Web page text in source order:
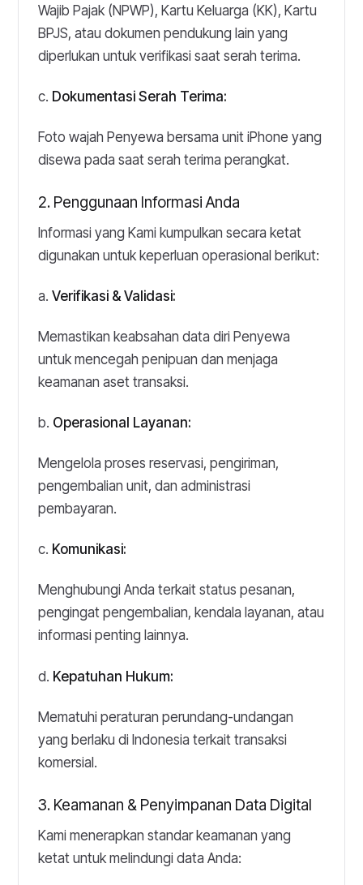
Wajib Pajak (NPWP), Kartu Keluarga (KK), Kartu
BPJS, atau dokumen pendukung lain yang
diperlukan untuk verifikasi saat serah terima.
c. Dokumentasi Serah Terima:
Foto wajah Penyewa bersama unit iPhone yang
disewa pada saat serah terima perangkat.
2. Penggunaan Informasi Anda
Informasi yang Kami kumpulkan secara ketat
digunakan untuk keperluan operasional berikut:
a. Verifikasi & Validasi:
Memastikan keabsahan data diri Penyewa
untuk mencegah penipuan dan menjaga
keamanan aset transaksi.
b. Operasional Layanan:
Mengelola proses reservasi, pengiriman,
pengembalian unit, dan administrasi
pembayaran.
c. Komunikasi:
Menghubungi Anda terkait status pesanan,
pengingat pengembalian, kendala layanan, atau
informasi penting lainnya.
d. Kepatuhan Hukum:
Mematuhi peraturan perundang-undangan
yang berlaku di Indonesia terkait transaksi
komersial.
3. Keamanan & Penyimpanan Data Digital
Kami menerapkan standar keamanan yang
ketat untuk melindungi data Anda: